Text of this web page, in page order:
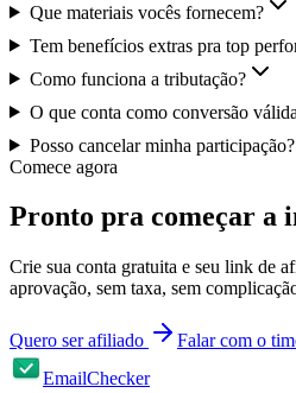
Que materiais vocês fornecem?
Tem benefícios extras pra top
Como funciona a tributação?
O que conta como conversão
Posso cancelar minha participação?
Comece agora
Pronto pra começar a
Crie sua conta gratuita e seu link de
aprovação, sem taxa, sem
Quero ser afiliado
Falar com o
EmailChecker